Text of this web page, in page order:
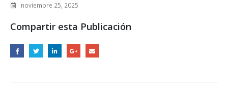
noviembre 25, 2025
Compartir esta Publicación